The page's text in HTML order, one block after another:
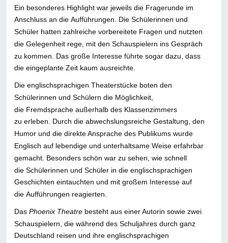
Ein besonderes Highlight war jeweils die Fragerunde im
Anschluss an die Aufführungen. Die Schülerinnen und
Schüler hatten zahlreiche vorbereitete Fragen und nutzten
die Gelegenheit rege, mit den Schauspielern ins Gespräch
zu kommen. Das große Interesse führte sogar dazu, dass
die eingeplante Zeit kaum ausreichte.
Die englischsprachigen Theaterstücke boten den
Schülerinnen und Schülern die Möglichkeit,
die Fremdsprache außerhalb des Klassenzimmers
zu erleben. Durch die abwechslungsreiche Gestaltung, den
Humor und die direkte Ansprache des Publikums wurde
Englisch auf lebendige und unterhaltsame Weise erfahrbar
gemacht. Besonders schön war zu sehen, wie schnell
die Schülerinnen und Schüler in die englischsprachigen
Geschichten eintauchten und mit großem Interesse auf
die Aufführungen reagierten.
DasPhoenix Theatre besteht aus einer Autorin sowie zwei
Schauspielern, die während des Schuljahres durch ganz
Deutschland reisen und ihre englischsprachigen